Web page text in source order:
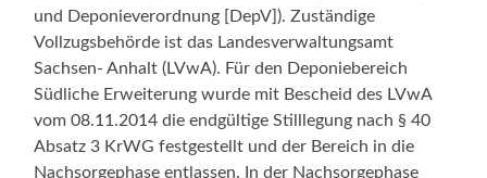
und Deponieverordnung [DepV]). Zuständige
Vollzugsbehörde ist das Landesverwaltungsamt
Sachsen- Anhalt (LVwA). Für den Deponiebereich
Südliche Erweiterung wurde mit Bescheid des LVwA
vom 08.11.2014 die endgültige Stilllegung nach § 40
Absatz 3 KrWG festgestellt und der Bereich in die
Nachsorgephase entlassen. In der Nachsorgephase